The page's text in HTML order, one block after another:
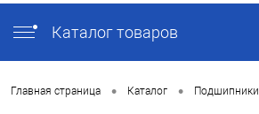
Каталог товаров
Главная страница • Каталог • Подшипники